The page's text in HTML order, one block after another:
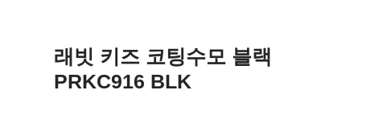
래빗 키즈 코팅수모 블랙
PRKC916 BLK